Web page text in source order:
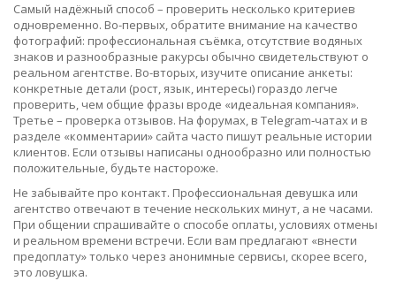
Самый надёжный способ – проверить несколько критериев
одновременно. Во-первых, обратите внимание на качество
фотографий: профессиональная съёмка, отсутствие водяных
знаков и разнообразные ракурсы обычно свидетельствуют о
реальном агентстве. Во-вторых, изучите описание анкеты:
конкретные детали (рост, язык, интересы) гораздо легче
проверить, чем общие фразы вроде «идеальная компания».
Третье – проверка отзывов. На форумах, в Telegram‑чатах и в
разделе «комментарии» сайта часто пишут реальные истории
клиентов. Если отзывы написаны однообразно или полностью
положительные, будьте настороже.
Не забывайте про контакт. Профессиональная девушка или
агентство отвечают в течение нескольких минут, а не часами.
При общении спрашивайте о способе оплаты, условиях отмены
и реальном времени встречи. Если вам предлагают «внести
предоплату» только через анонимные сервисы, скорее всего,
это ловушка.